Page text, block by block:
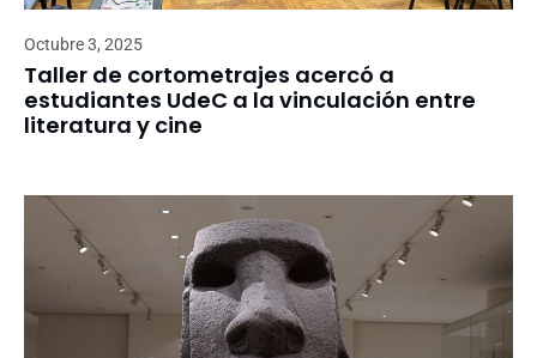
Octubre 3, 2025
Taller de cortometrajes acercó a
estudiantes UdeC a la vinculación entre
literatura y cine